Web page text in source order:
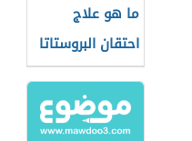
ما هو علاج
احتقان البروستاتا